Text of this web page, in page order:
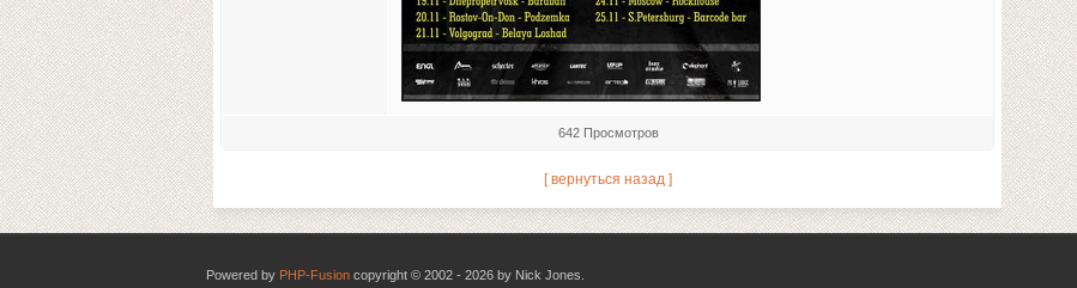
642 Просмотров
[ вернуться назад ]
Powered by PHP-Fusion copyright © 2002 - 2026 by Nick Jones.